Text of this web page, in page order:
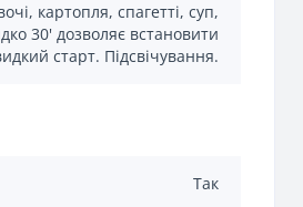
картопля, спагетті, суп,
30' дозволяє встановити
старт. Підсвічування.
Так